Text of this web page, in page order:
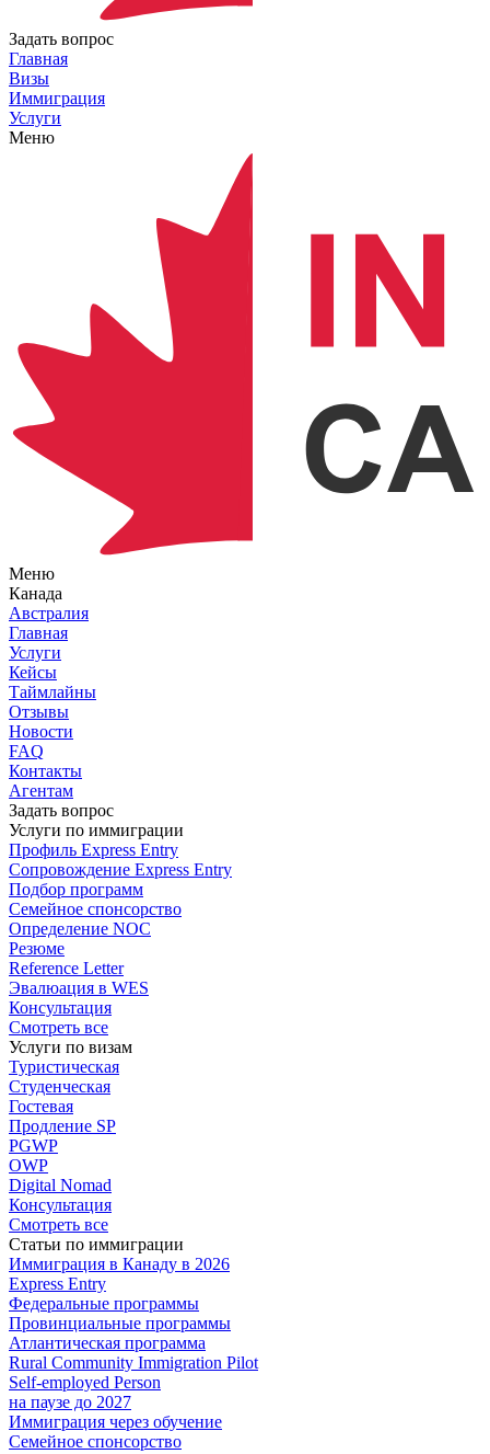
Задать вопрос
Главная
Визы
Иммиграция
Услуги
Меню
Меню
Канада
Австралия
Главная
Услуги
Кейсы
Таймлайны
Отзывы
Новости
FAQ
Контакты
Агентам
Задать вопрос
Услуги по иммиграции
Профиль Express Entry
Сопровождение Express Entry
Подбор программ
Семейное спонсорство
Определение NOC
Резюме
Reference Letter
Эвалюация в WES
Консультация
Смотреть все
Услуги по визам
Туристическая
Студенческая
Гостевая
Продление SP
PGWP
OWP
Digital Nomad
Консультация
Смотреть все
Статьи по иммиграции
Иммиграция в Канаду в 2026
Express Entry
Федеральные программы
Провинциальные программы
Атлантическая программа
Rural Community Immigration Pilot
Self-employed Person
на паузе до 2027
Иммиграция через обучение
Семейное спонсорство